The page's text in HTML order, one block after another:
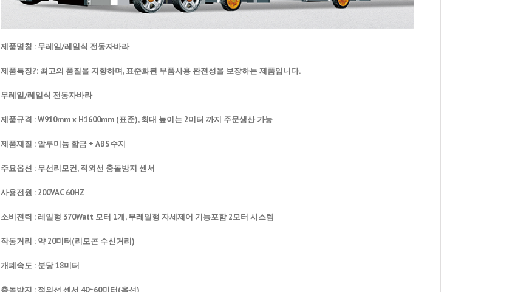
제품명칭 : 무레일/레일식 전동자바라
제품특징?: 최고의 품질을 지향하며, 표준화된 부품사용 완전성을 보장하는 제품입니다.
무레일/레일식 전동자바라
제품규격 : W910mm x H1600mm (표준), 최대 높이는 2미터 까지 주문생산 가능
제품재질 : 알루미늄 합금 + ABS수지
주요옵션 : 무선리모컨, 적외선 충돌방지 센서
사용전원 : 200VAC 60HZ
소비전력 : 레일형 370Watt 모터 1개, 무레일형 자세제어 기능포함 2모터 시스템
작동거리 : 약 20미터(리모콘 수신거리)
개폐속도 : 분당 18미터
충돌방지 : 적외선 센서 40~60미터(옵션)